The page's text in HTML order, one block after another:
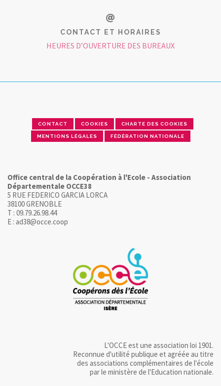
CONTACT ET HORAIRES
HEURES D’OUVERTURE DES BUREAUX
CONTACT COOKIES CHARTE DES COOKIES
MENTIONS LÉGALES FÉDÉRATION NATIONALE
Office central de la Coopération à l'Ecole - Association
Départementale OCCE38
5 RUE FEDERICO GARCIA LORCA
38100 GRENOBLE
T : 09.79.26.98.44
E : ad38@occe.coop
L'OCCE est une association loi 1901.
Reconnue d'utilité publique et agréée au titre
des associations complémentaires de l'école
par le ministère de l'Education nationale.